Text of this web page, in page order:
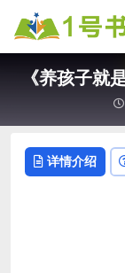
《养孩子就
详情介绍